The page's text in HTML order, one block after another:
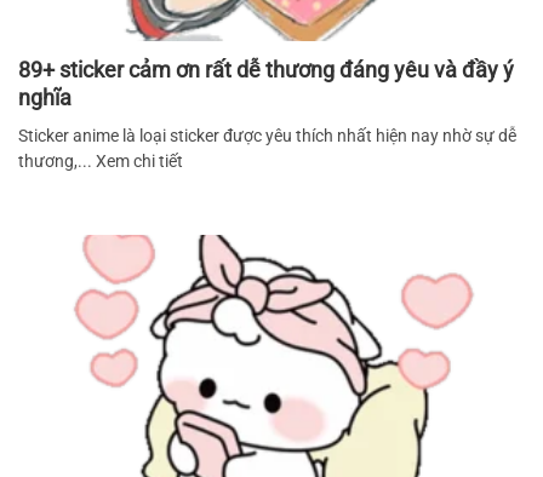
89+ sticker cảm ơn rất dễ thương đáng yêu và đầy ý
nghĩa
Sticker anime là loại sticker được yêu thích nhất hiện nay nhờ sự dễ
thương,... Xem chi tiết